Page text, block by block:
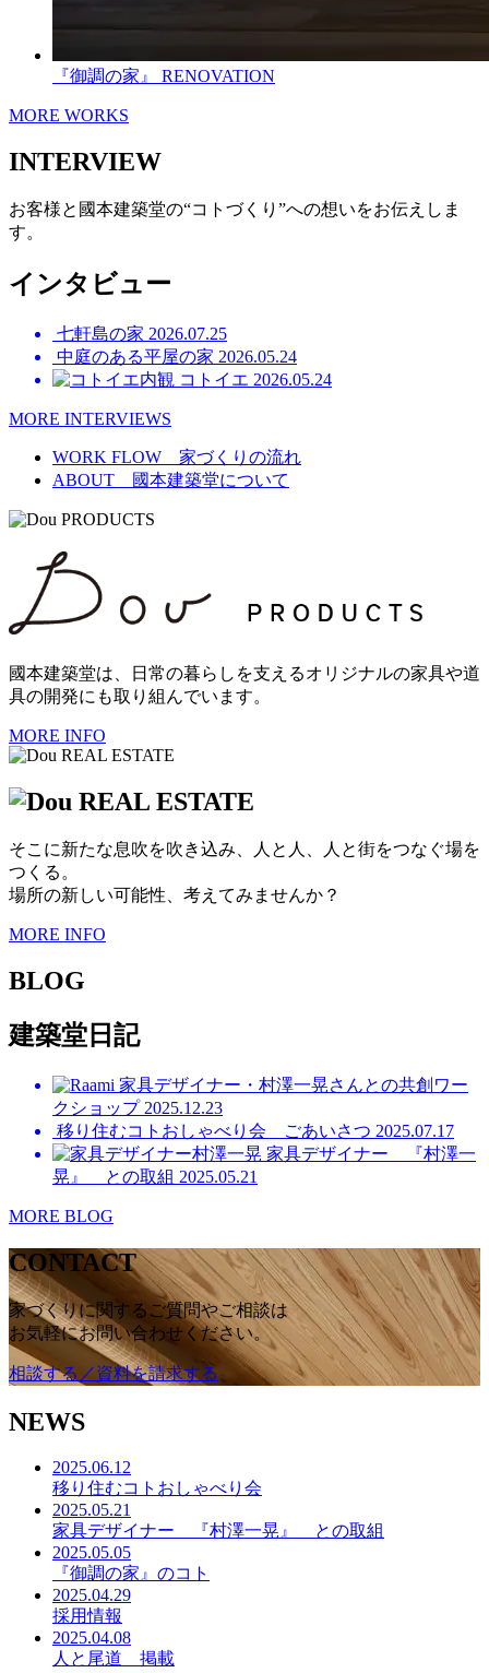
『御調の家』 RENOVATION
MORE WORKS
INTERVIEW
お客様と國本建築堂の“コトづくり”への想いをお伝えしま
す。
インタビュー
七軒島の家 2026.07.25
中庭のある平屋の家 2026.05.24
コトイエ 2026.05.24
MORE INTERVIEWS
WORK FLOW 家づくりの流れ
ABOUT 國本建築堂について
國本建築堂は、日常の暮らしを支えるオリジナルの家具や道
具の開発にも取り組んでいます。
MORE INFO
そこに新たな息吹を吹き込み、人と人、人と街をつなぐ場を
つくる。
場所の新しい可能性、考えてみませんか？
MORE INFO
BLOG
建築堂日記
家具デザイナー・村澤一晃さんとの共創ワー
クショップ 2025.12.23
移り住むコトおしゃべり会 ごあいさつ 2025.07.17
家具デザイナー 『村澤一
晃』 との取組 2025.05.21
MORE BLOG
CONTACT
家づくりに関するご質問やご相談は
お気軽にお問い合わせください。
相談する／資料を請求する
NEWS
2025.06.12
移り住むコトおしゃべり会
2025.05.21
家具デザイナー 『村澤一晃』 との取組
2025.05.05
『御調の家』のコト
2025.04.29
採用情報
2025.04.08
人と尾道 掲載